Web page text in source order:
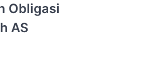
Obligasi
AS